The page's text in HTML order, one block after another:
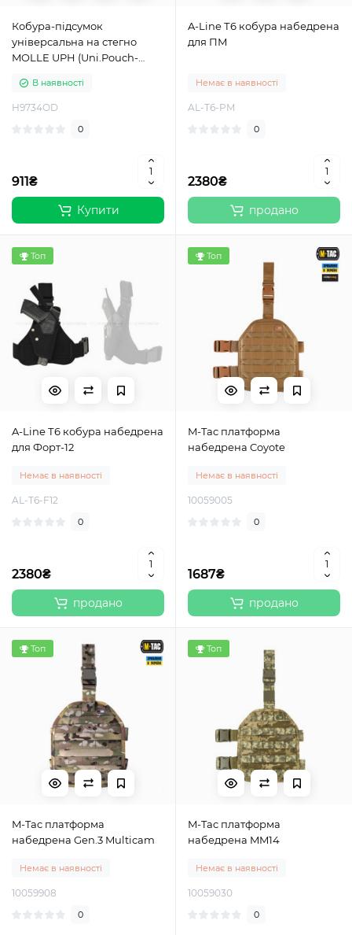
Кобура-підсумок
універсальна на стегно
MOLLE UPH (Uni.Pouch-
В наявності
H9734OD
0
911₴
Купити
A-Line Т6 кобура набедрена
для ПМ
Немає в наявності
AL-T6-PM
0
2380₴
продано
Топ
A-Line Т6 кобура набедрена
для Форт-12
Немає в наявності
AL-T6-F12
0
2380₴
продано
Топ
M-Tac платформа
набедрена Coyote
Немає в наявності
10059005
0
1687₴
продано
Топ
M-Tac платформа
набедрена Gen.3 Multicam
Немає в наявності
10059908
0
Топ
M-Tac платформа
набедрена MM14
Немає в наявності
10059030
0